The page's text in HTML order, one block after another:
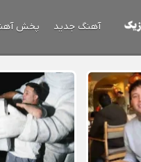
آهنگ جدید پخش